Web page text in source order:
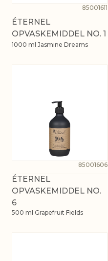
85001611
ÉTERNEL
OPVASKEMIDDEL NO. 1
1000 ml Jasmine Dreams
85001606
ÉTERNEL
OPVASKEMIDDEL NO.
6
500 ml Grapefruit Fields